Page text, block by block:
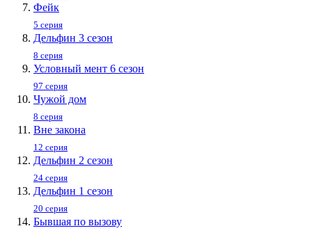
Фейк
5 серия
Дельфин 3 сезон
8 серия
Условный мент 6 сезон
97 серия
Чужой дом
8 серия
Вне закона
12 серия
Дельфин 2 сезон
24 серия
Дельфин 1 сезон
20 серия
Бывшая по вызову